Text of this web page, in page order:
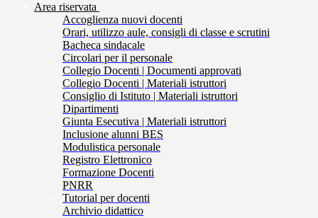
Area riservata
Accoglienza nuovi docenti
Orari, utilizzo aule, consigli di classe e scrutini
Bacheca sindacale
Circolari per il personale
Collegio Docenti | Documenti approvati
Collegio Docenti | Materiali istruttori
Consiglio di Istituto | Materiali istruttori
Dipartimenti
Giunta Esecutiva | Materiali istruttori
Inclusione alunni BES
Modulistica personale
Registro Elettronico
Formazione Docenti
PNRR
Tutorial per docenti
Archivio didattico